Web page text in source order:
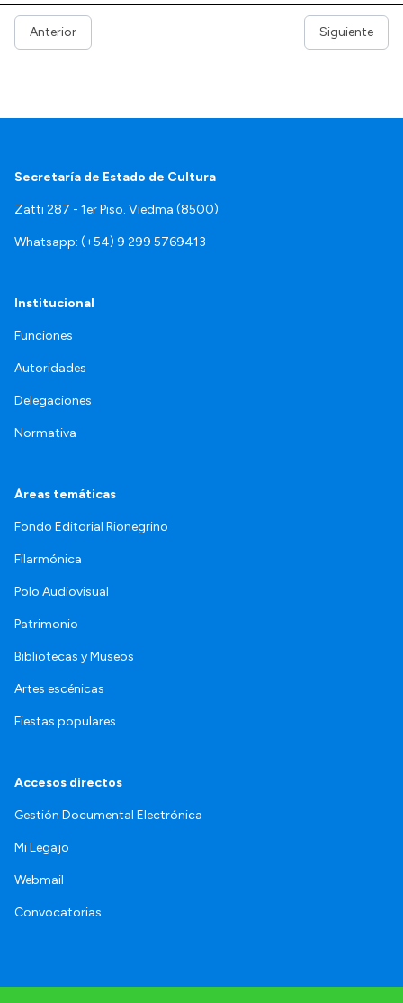
Anterior Siguiente
Secretaría de Estado de Cultura
Zatti 287 - 1er Piso. Viedma (8500)
Whatsapp: (+54) 9 299 5769413
Institucional
Funciones
Autoridades
Delegaciones
Normativa
Áreas temáticas
Fondo Editorial Rionegrino
Filarmónica
Polo Audiovisual
Patrimonio
Bibliotecas y Museos
Artes escénicas
Fiestas populares
Accesos directos
Gestión Documental Electrónica
Mi Legajo
Webmail
Convocatorias